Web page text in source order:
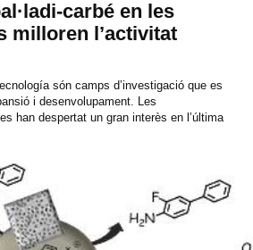
carbé en les
milloren l’activitat
són camps d’investigació que es
i desenvolupament. Les
han despertat un gran interès en l’última